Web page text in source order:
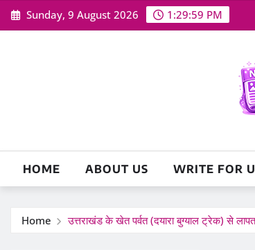
Skip
to
Sunday, 9 August 2026 1:30:00 PM
HOME ABOUT US WRITE FOR
Home उत्तराखंड के खेत पर्वत (दयारा बुग्याल ट्रेक) से